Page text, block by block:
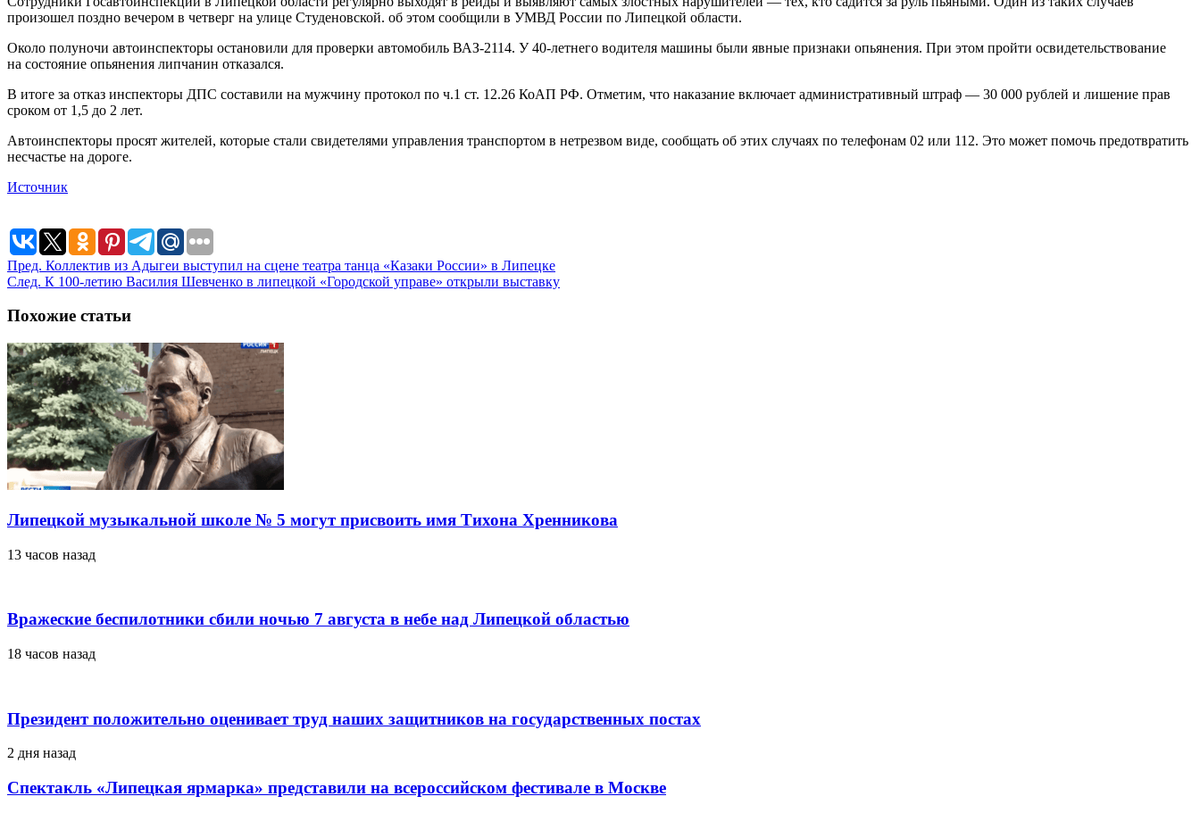
произошел поздно вечером в четверг на улице Студеновской. об этом сообщили в УМВД России по Липецкой области.
Около полуночи автоинспекторы остановили для проверки автомобиль ВАЗ-2114. У 40-летнего водителя машины были явные признаки опьянения. При этом пройти освидетельствование
на состояние опьянения липчанин отказался.
В итоге за отказ инспекторы ДПС составили на мужчину протокол по ч.1 ст. 12.26 КоАП РФ. Отметим, что наказание включает административный штраф — 30 000 рублей и лишение прав
сроком от 1,5 до 2 лет.
Автоинспекторы просят жителей, которые стали свидетелями управления транспортом в нетрезвом виде, сообщать об этих случаях по телефонам 02 или 112. Это может помочь предотвратить
несчастье на дороге.
Источник
Пред. Коллектив из Адыгеи выступил на сцене театра танца «Казаки России» в Липецке
След. К 100-летию Василия Шевченко в липецкой «Городской управе» открыли выставку
Похожие статьи
Липецкой музыкальной школе № 5 могут присвоить имя Тихона Хренникова
13 часов назад
Вражеские беспилотники сбили ночью 7 августа в небе над Липецкой областью
18 часов назад
Президент положительно оценивает труд наших защитников на государственных постах
2 дня назад
Спектакль «Липецкая ярмарка» представили на всероссийском фестивале в Москве